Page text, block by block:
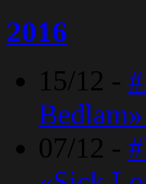
2016
15/12 -
07/12 -